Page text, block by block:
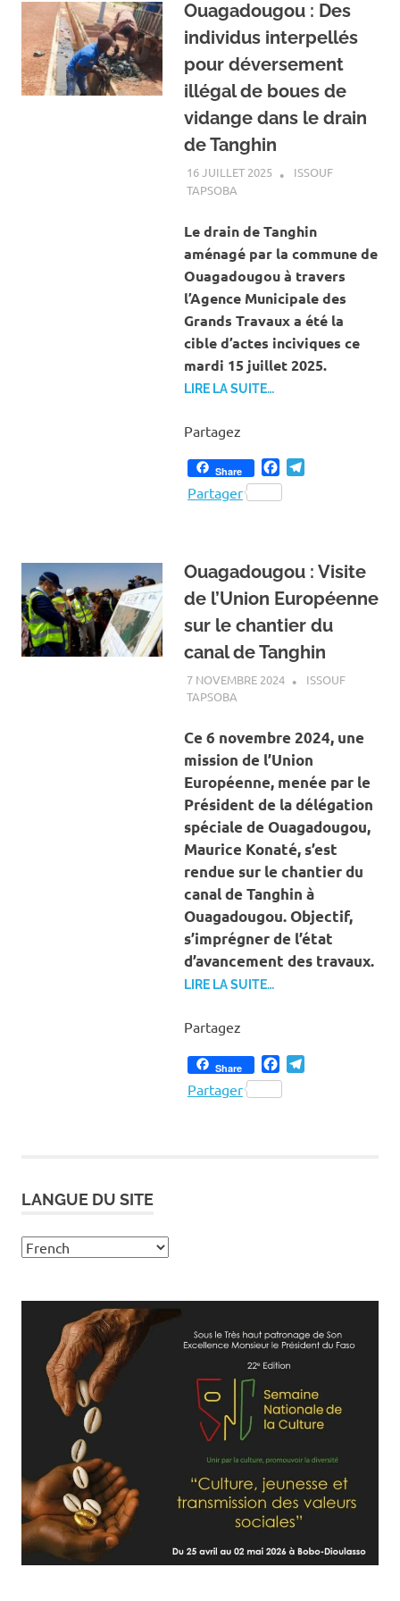
Ouagadougou : Des
individus interpellés
pour déversement
illégal de boues de
vidange dans le drain
de Tanghin
16 JUILLET 2025
ISSOUF
TAPSOBA
Le drain de Tanghin
aménagé par la commune de
Ouagadougou à travers
l’Agence Municipale des
Grands Travaux a été la
cible d’actes inciviques ce
mardi 15 juillet 2025.
LIRE LA SUITE…
Partagez
Share Facebook
Partager
Ouagadougou : Visite
de l’Union Européenne
sur le chantier du
canal de Tanghin
7 NOVEMBRE 2024
ISSOUF
TAPSOBA
Ce 6 novembre 2024, une
mission de l’Union
Européenne, menée par le
Président de la délégation
spéciale de Ouagadougou,
Maurice Konaté, s’est
rendue sur le chantier du
canal de Tanghin à
Ouagadougou. Objectif,
s’imprégner de l’état
d’avancement des travaux.
LIRE LA SUITE…
Partagez
Share Facebook
Partager
LANGUE DU SITE